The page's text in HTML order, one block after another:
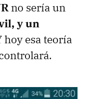
no sería un
y un
esa teoría